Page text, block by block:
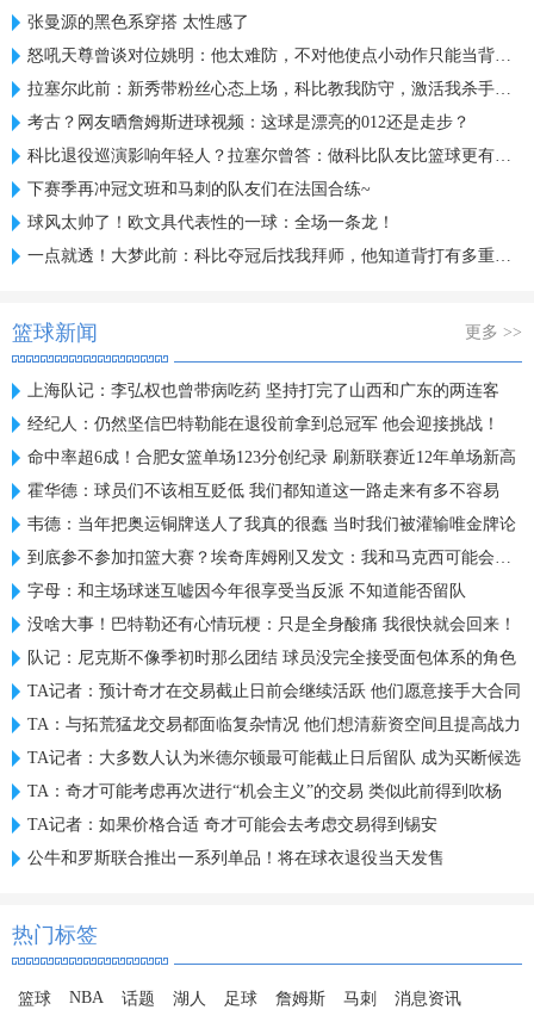
张曼源的黑色系穿搭 太性感了
怒吼天尊曾谈对位姚明：他太难防，不对他使点小动作只能当背景板
拉塞尔此前：新秀带粉丝心态上场，科比教我防守，激活我杀手基因
考古？网友晒詹姆斯进球视频：这球是漂亮的012还是走步？
科比退役巡演影响年轻人？拉塞尔曾答：做科比队友比篮球更有意义
下赛季再冲冠文班和马刺的队友们在法国合练~
球风太帅了！欧文具代表性的一球：全场一条龙！
一点就透！大梦此前：科比夺冠后找我拜师，他知道背打有多重要！
篮球新闻 更多 >>
上海队记：李弘权也曾带病吃药 坚持打完了山西和广东的两连客
经纪人：仍然坚信巴特勒能在退役前拿到总冠军 他会迎接挑战！
命中率超6成！合肥女篮单场123分创纪录 刷新联赛近12年单场新高
霍华德：球员们不该相互贬低 我们都知道这一路走来有多不容易
韦德：当年把奥运铜牌送人了我真的很蠢 当时我们被灌输唯金牌论
到底参不参加扣篮大赛？埃奇库姆刚又发文：我和马克西可能会参加
字母：和主场球迷互嘘因今年很享受当反派 不知道能否留队
没啥大事！巴特勒还有心情玩梗：只是全身酸痛 我很快就会回来！
队记：尼克斯不像季初时那么团结 球员没完全接受面包体系的角色
TA记者：预计奇才在交易截止日前会继续活跃 他们愿意接手大合同
TA：与拓荒猛龙交易都面临复杂情况 他们想清薪资空间且提高战力
TA记者：大多数人认为米德尔顿最可能截止日后留队 成为买断候选
TA：奇才可能考虑再次进行“机会主义”的交易 类似此前得到吹杨
TA记者：如果价格合适 奇才可能会去考虑交易得到锡安
公牛和罗斯联合推出一系列单品！将在球衣退役当天发售
热门标签
篮球 NBA 话题 湖人 足球 詹姆斯 马刺 消息资讯